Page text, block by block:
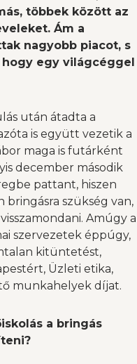
többek között az
Ám a
nagyobb piacot, s
egy világcéggel
után átadta a
is együtt vezetik a
maga is futárként
december második
pattant, hiszen
bringásra szükség van,
Amúgy a
szervezetek éppúgy,
kitüntetést,
Üzleti etika,
munkahelyek díjat.
a bringás